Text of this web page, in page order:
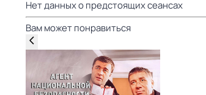
Нет данных о предстоящих сеансах
Вам может понравиться